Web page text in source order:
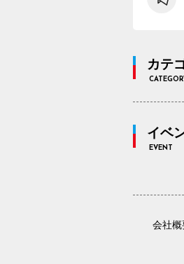
カテ
イベ
EVENT
会社概